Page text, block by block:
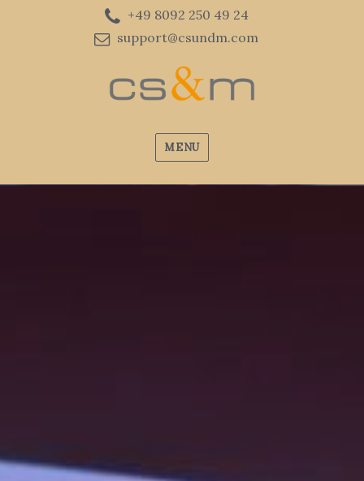
+49 8092 250 49 24
support@csundm.com
MENU